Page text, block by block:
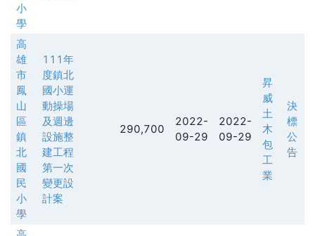
小
學
高
雄
市
鳳
山
區
鎮
北
國
民
小
學
111年
度鎮北
國小運
動操場
及週邊
設施整
建工程
第一次
變更設
計案
290,700
2022-
09-29
2022-
09-29
昇
威
土
木
包
工
業
決
標
公
告